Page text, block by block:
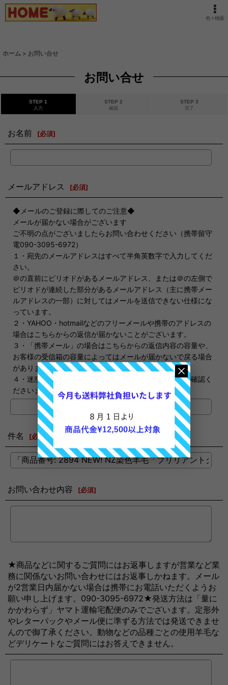
色々検索
ホーム > お問い合せ
お問い合せ
STEP 1
入力
STEP 2
確認
STEP 3
完了
お名前 [必須]
メールアドレス [必須]
◆メールのご登録に際してのご注意◆
メールが届かない場合がございます
ご不明の点がございましたらお問い合わせください（携帯留守
電090-3095-6972）
１・宛先のメールアドレスはすべて半角英数字で入力してくだ
さい。
＠の直前にピリオドがあるメールアドレス、または＠の左側で
ピリオドが連続した部分があるメールアドレス（主に携帯メー
ルアドレスの一部）に対してはメールを送信できない仕様にな
っています。
２・YAHOO・hotmailなどのフリーメールや携帯のアドレスの
場合はこちらからの返信が届かないことがございます。
３・「携帯メール」の場合はこちらからの返信内容の容量や、
お客様の受信箱の容量によってはメールが届かないで戻る場合
があります。
４・迷惑メールに振り分けられる場合もありますのでご確認く
ださいませ。
件名 [必須]
お問い合わせ内容 [必須]
★商品などに関するご質問にはお返事しますが営業など業
務に関係ないお問い合わせにはお返事しかねます。メール
が2営業日内届かない場合は携帯にお電話いただくようお
願い申し上げます。090-3095-6972★発送方法は「量に
かかわらず」ヤマト運輸宅配便のみでございます。定形外
やレターパックやメール便に準ずる方法では発送できませ
んので御了承ください。動物などの品種ごとの使用羊毛な
どデリケートなご質問にはお答えできません。